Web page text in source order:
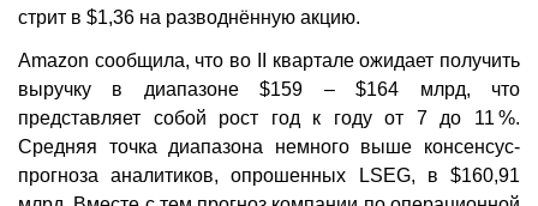
стрит в $1,36 на разводнённую акцию.
Amazon сообщила, что во II квартале ожидает получить
выручку в диапазоне $159 – $164 млрд, что
представляет собой рост год к году от 7 до 11 %.
Средняя точка диапазона немного выше консенсус-
прогноза аналитиков, опрошенных LSEG, в $160,91